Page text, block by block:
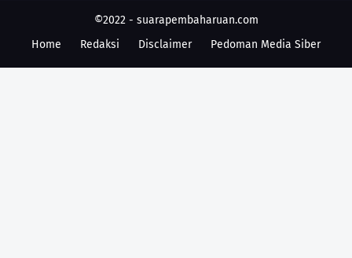
©2022 - suarapembaharuan.com
Home
Redaksi Disclaimer Pedoman Media Siber